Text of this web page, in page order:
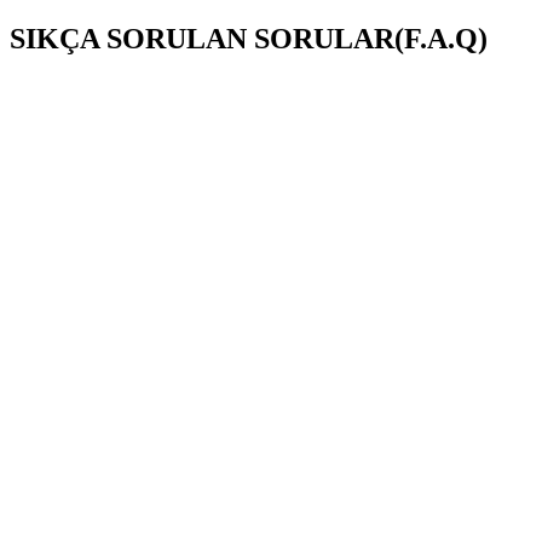
SIKÇA SORULAN SORULAR(F.A.Q)